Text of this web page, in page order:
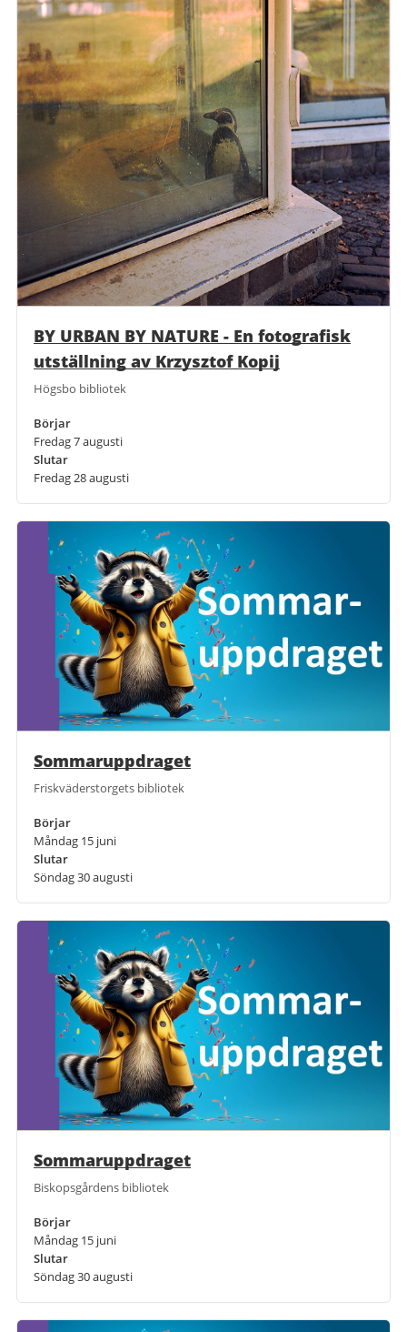
BY URBAN BY NATURE - En fotografisk
utställning av Krzysztof Kopij
Högsbo bibliotek
Börjar
Fredag 7 augusti
Slutar
Fredag 28 augusti
Sommaruppdraget
Friskväderstorgets bibliotek
Börjar
Måndag 15 juni
Slutar
Söndag 30 augusti
Sommaruppdraget
Biskopsgårdens bibliotek
Börjar
Måndag 15 juni
Slutar
Söndag 30 augusti